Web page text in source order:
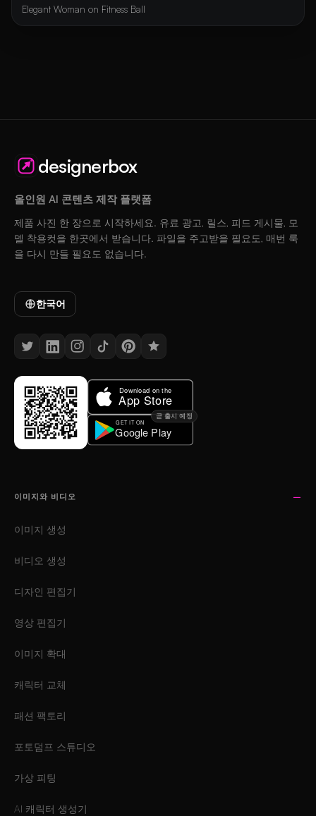
Elegant Woman on Fitness Ball
designerbox
올인원 AI 콘텐츠 제작 플랫폼
제품 사진 한 장으로 시작하세요. 유료 광고, 릴스, 피드 게시물, 모
델 착용컷을 한곳에서 받습니다. 파일을 주고받을 필요도, 매번 룩
을 다시 만들 필요도 없습니다.
한국어
곧 출시 예정
이미지와 비디오
이미지 생성
비디오 생성
디자인 편집기
영상 편집기
이미지 확대
캐릭터 교체
패션 팩토리
포토덤프 스튜디오
가상 피팅
AI 캐릭터 생성기